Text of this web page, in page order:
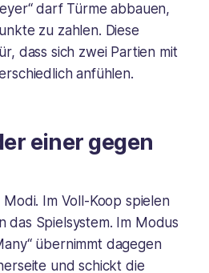
darf Türme abbauen,
zu zahlen. Diese
dass sich zwei Partien mit
anfühlen.
einer gegen
Im Voll-Koop spielen
das Spielsystem. Im Modus
übernimmt dagegen
und schickt die